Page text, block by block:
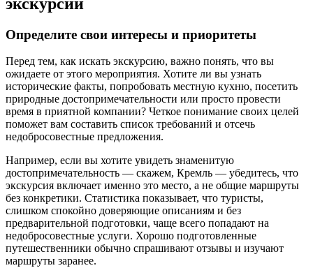
Определите свои интересы и приоритеты
Перед тем, как искать экскурсию, важно понять, что вы
ожидаете от этого мероприятия. Хотите ли вы узнать
исторические факты, попробовать местную кухню, посетить
природные достопримечательности или просто провести
время в приятной компании? Четкое понимание своих целей
поможет вам составить список требований и отсечь
недобросовестные предложения.
Например, если вы хотите увидеть знаменитую
достопримечательность — скажем, Кремль — убедитесь, что
экскурсия включает именно это место, а не общие маршруты
без конкретики. Статистика показывает, что туристы,
слишком спокойно доверяющие описаниям и без
предварительной подготовки, чаще всего попадают на
недобросовестные услуги. Хорошо подготовленные
путешественники обычно спрашивают отзывы и изучают
маршруты заранее.